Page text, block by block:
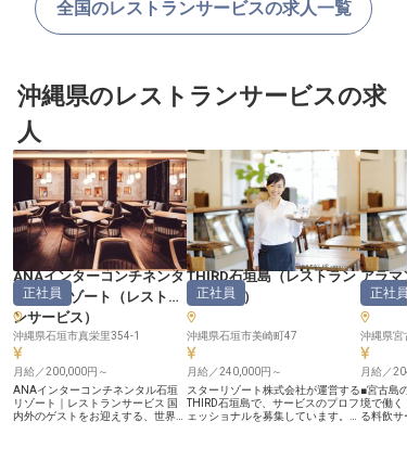
全国のレストランサービスの求人一覧
沖縄県のレストランサービスの求
人
ANAインターコンチネンタ
ル石垣リゾート
（ レストラ
ンサービス ）
正社員
沖縄県石垣市真栄里354-1
月給／200,000円～
ANAインターコンチネンタル石垣
リゾート｜レストランサービス 国
内外のゲストをお迎えする、世界的
THIRD石垣島（レストラン
サービス ）
正社員
沖縄県石垣市美崎町47
月給／240,000円～
スターリゾート株式会社が運営する
THIRD石垣島で、サービスのプロフ
ェッショナルを募集しています。月
アラマ
（レス
正社員
沖縄県宮
月給／
■宮古島
境で働く
る料飲